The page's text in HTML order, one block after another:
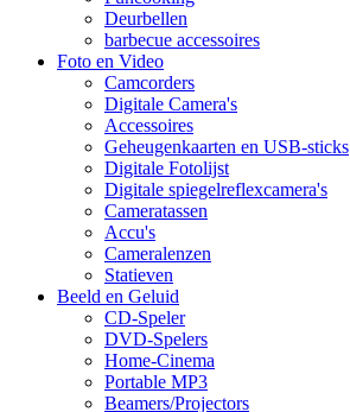
Deurbellen
barbecue accessoires
Foto en Video
Camcorders
Digitale Camera's
Accessoires
Geheugenkaarten en USB-sticks
Digitale Fotolijst
Digitale spiegelreflexcamera's
Cameratassen
Accu's
Cameralenzen
Statieven
Beeld en Geluid
CD-Speler
DVD-Spelers
Home-Cinema
Portable MP3
Beamers/Projectors